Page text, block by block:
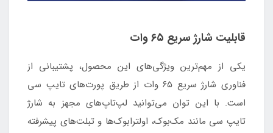
قابلیت شارژ سریع ۶۵ وات
یکی از مهم‌ترین ویژگی‌های این محصول، پشتیبانی از
فناوری شارژ سریع ۶۵ وات از طریق پورت‌های تایپ سی
است. با این توان می‌توانید لپ‌تاپ‌های مجهز به شارژ
تایپ سی مانند مک‌بوک، اولترابوک‌ها و تبلت‌های پیشرفته